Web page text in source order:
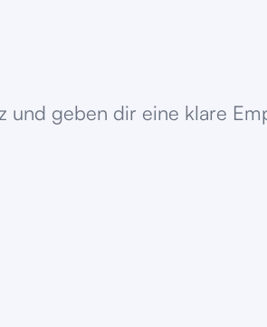
und geben dir eine klare